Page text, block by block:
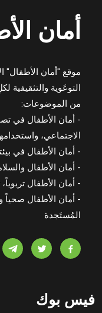
أمان
موقع "أمان الأطفال"
التوعَوية والتثقيفية
من الموضوعات:
- أمان الأطفال في
الاجتماعي،
- أمان الأطفال في
- أمان الأطفال
- أمان الأطفال تربوياً،
- أمان الأطفال صحياً
المُستَجدة
فيس بوك